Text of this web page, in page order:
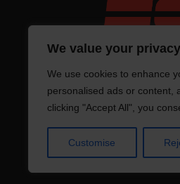
We value your privacy
We use cookies to enhance
personalised ads or content,
clicking "Accept All", you
Customise